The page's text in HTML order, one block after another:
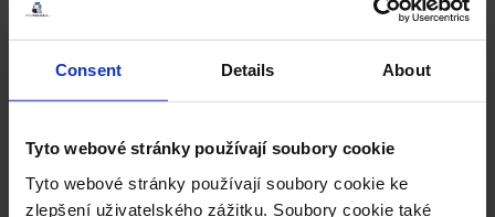
Consent Details About
Tyto webové stránky používají soubory cookie
Tyto webové stránky používají soubory cookie ke
zlepšení uživatelského zážitku. Soubory cookie také